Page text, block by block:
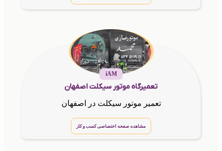
iAM
تعمیرگاه موتور سیکلت اصفهان
تعمیر موتور سیکلت در اصفهان
مشاهده صفحه اختصاصی کسب و کار